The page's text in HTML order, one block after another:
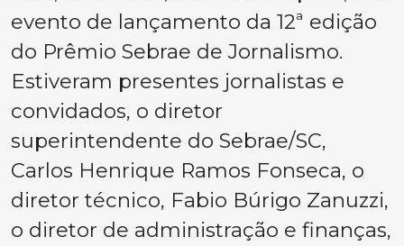
evento de lançamento da 12ª edição
do Prêmio Sebrae de Jornalismo.
Estiveram presentes jornalistas e
convidados, o diretor
superintendente do Sebrae/SC,
Carlos Henrique Ramos Fonseca, o
diretor técnico, Fabio Búrigo Zanuzzi,
o diretor de administração e finanças,